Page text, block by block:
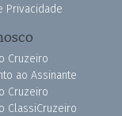
Privacidade
Cruzeiro
ao Assinante
Cruzeiro
ClassiCruzeiro